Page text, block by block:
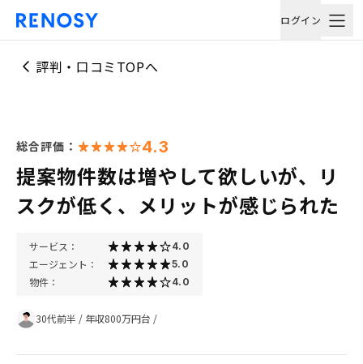
ログイン
評判・口コミTOPへ
総合評価： 4.3
提案物件数は増やして欲しいが、リ
スクが低く、メリットが感じられた
サービス： 4.0
エージェント： 5.0
物件： 4.0
30代前半 / 年収800万円台 /